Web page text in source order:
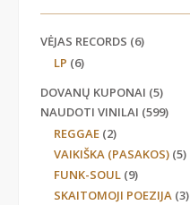
VĖJAS RECORDS (6)
LP (6)
DOVANŲ KUPONAI (5)
NAUDOTI VINILAI (599)
REGGAE (2)
VAIKIŠKA (PASAKOS) (5)
FUNK-SOUL (9)
SKAITOMOJI POEZIJA (3)